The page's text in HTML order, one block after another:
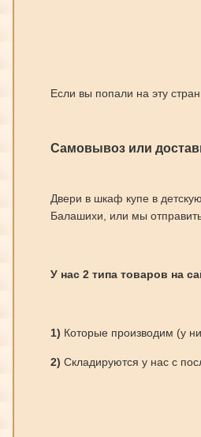
Если вы попали на эту
Самовывоз или
Двери в шкаф купе в
Балашихи, или мы
У нас 2 типа товаров на
1) Которые производим (у
2) Складируются у нас с